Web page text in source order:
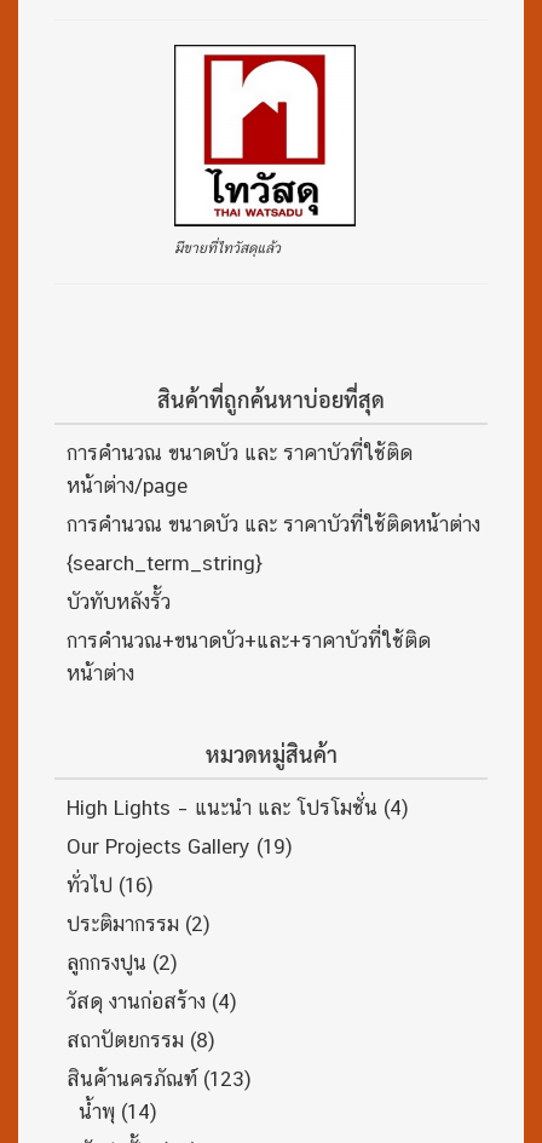
มีขายที่ไทวัสดุแล้ว
สินค้าที่ถูกค้นหาบ่อยที่สุด
การคำนวณ ขนาดบัว และ ราคาบัวที่ใช้ติด
หน้าต่าง/page
การคำนวณ ขนาดบัว และ ราคาบัวที่ใช้ติดหน้าต่าง
{search_term_string}
บัวทับหลังรั้ว
การคำนวณ+ขนาดบัว+และ+ราคาบัวที่ใช้ติด
หน้าต่าง
หมวดหมู่สินค้า
High Lights – แนะนำ และ โปรโมชั่น (4)
Our Projects Gallery (19)
ทั่วไป (16)
ประติมากรรม (2)
ลูกกรงปูน (2)
วัสดุ งานก่อสร้าง (4)
สถาปัตยกรรม (8)
สินค้านครภัณฑ์ (123)
น้ำพุ (14)